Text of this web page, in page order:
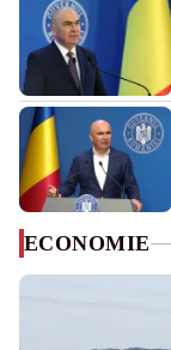
ECONOMIE